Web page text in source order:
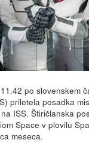
po slovenskem
priletela posadka
ISS. Štiričlanska
Space v plovilu
meseca.